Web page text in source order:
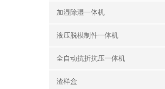
加湿除湿一体机
液压脱模制件一体机
全自动抗折抗压一体机
渣样盒